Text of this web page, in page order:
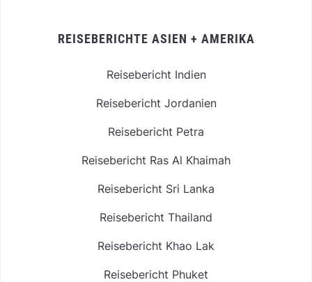
REISEBERICHTE ASIEN + AMERIKA
Reisebericht Indien
Reisebericht Jordanien
Reisebericht Petra
Reisebericht Ras Al Khaimah
Reisebericht Sri Lanka
Reisebericht Thailand
Reisebericht Khao Lak
Reisebericht Phuket